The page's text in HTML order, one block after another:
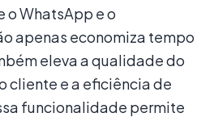
o WhatsApp e o
apenas economiza tempo
eleva a qualidade do
cliente e a eficiência de
funcionalidade permite